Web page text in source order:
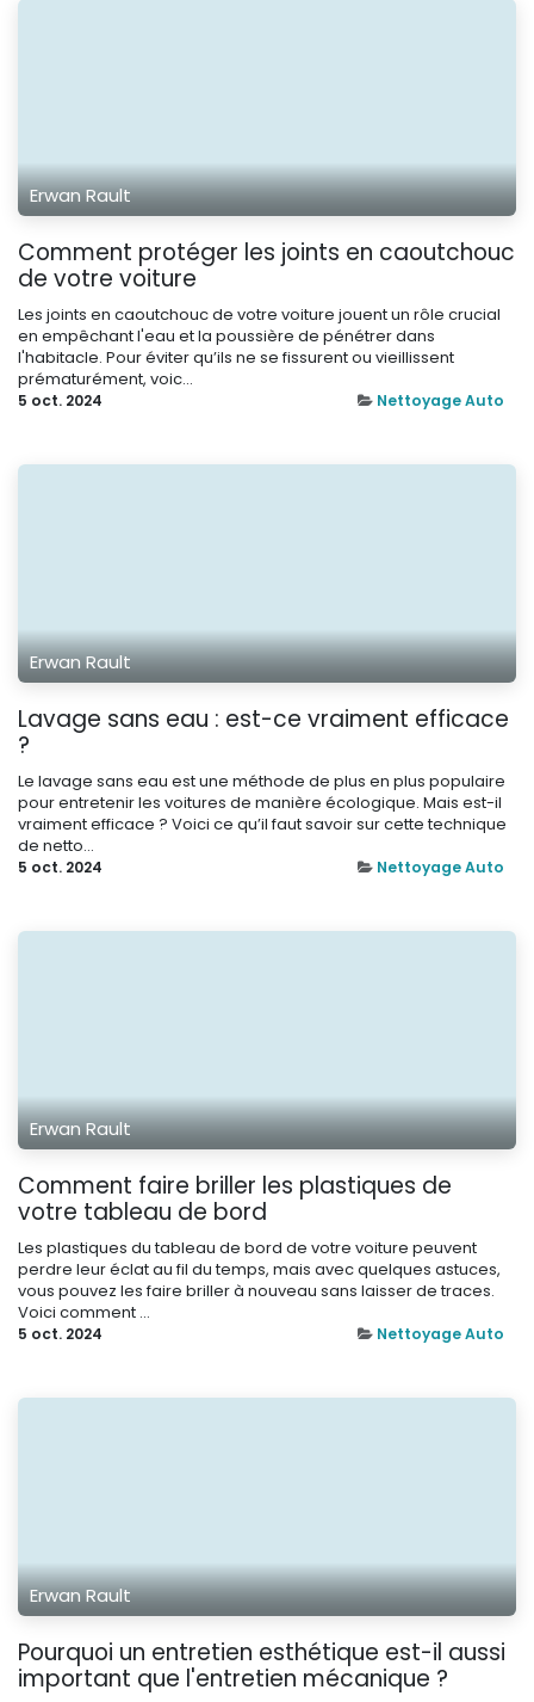
Erwan Rault
Comment protéger les joints en caoutchouc
de votre voiture
Les joints en caoutchouc de votre voiture jouent un rôle crucial
en empêchant l'eau et la poussière de pénétrer dans
l'habitacle. Pour éviter qu’ils ne se fissurent ou vieillissent
prématurément, voic...
5 oct. 2024 Nettoyage Auto
Erwan Rault
Lavage sans eau : est-ce vraiment efficace
?
Le lavage sans eau est une méthode de plus en plus populaire
pour entretenir les voitures de manière écologique. Mais est-il
vraiment efficace ? Voici ce qu’il faut savoir sur cette technique
de netto...
5 oct. 2024 Nettoyage Auto
Erwan Rault
Comment faire briller les plastiques de
votre tableau de bord
Les plastiques du tableau de bord de votre voiture peuvent
perdre leur éclat au fil du temps, mais avec quelques astuces,
vous pouvez les faire briller à nouveau sans laisser de traces.
Voici comment ...
5 oct. 2024 Nettoyage Auto
Erwan Rault
Pourquoi un entretien esthétique est-il aussi
important que l'entretien mécanique ?